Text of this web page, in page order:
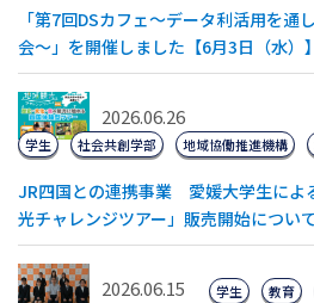
「第7回DSカフェ〜データ利活用を通
会〜」を開催しました【6月3日（水）】
2026.06.26
JR四国との連携事業 愛媛大学生によ
光チャレンジツアー」販売開始につい
学生 社会共創学部 地域協働推進機構
2026.06.15 学生 教育